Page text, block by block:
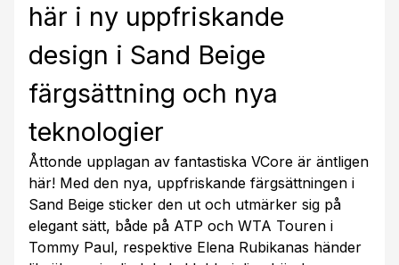
här i ny uppfriskande
design i Sand Beige
färgsättning och nya
teknologier
Åttonde upplagan av fantastiska VCore är äntligen
här! Med den nya, uppfriskande färgsättningen i
Sand Beige sticker den ut och utmärker sig på
elegant sätt, både på ATP och WTA Touren i
Tommy Paul, respektive Elena Rubikanas händer